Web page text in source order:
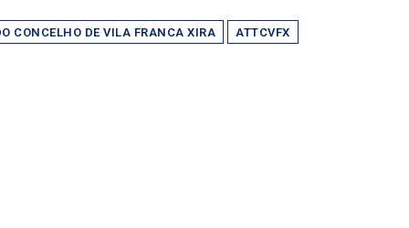
CONCELHO DE VILA FRANCA XIRA ATTCVFX